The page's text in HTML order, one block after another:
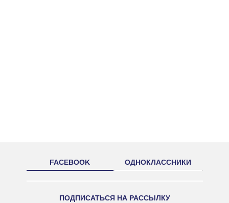
FACEBOOK ОДНОКЛАССНИКИ
ПОДПИСАТЬСЯ НА РАССЫЛКУ